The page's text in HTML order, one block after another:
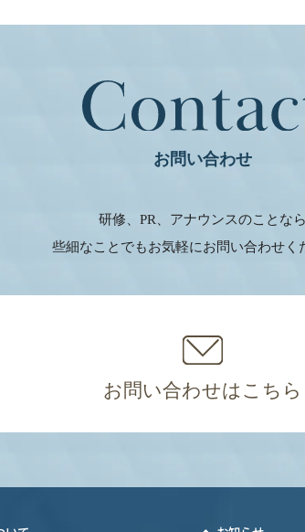
設定でクッキーの受け入れを制御できます。
シーポリシーを変更する場合があります。
お問い合わせ
研修、PR、アナウンスのことなら
些細なことでもお気軽にお問い合わせく
お問い合わせはこちら